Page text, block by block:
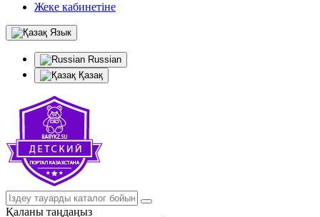
Жеке кабинетіне
Язык
Russian
Қазақ
Қаланы таңдаңыз